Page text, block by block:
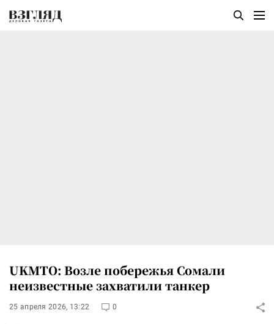
UKMTO: Возле побережья Сомали
неизвестные захватили танкер
25 апреля 2026, 13:22 0